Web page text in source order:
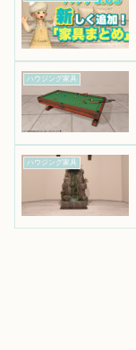
ハウジング家具
ハウジング家具